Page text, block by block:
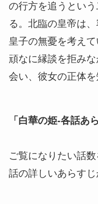
の行方を追うとい
る。北臨の皇帝は
皇子の無憂を考え
頑なに縁談を拒み
会い、彼女の正体
「 白華の姫-各話あ
ご覧になりたい話
話の詳しいあらすじ